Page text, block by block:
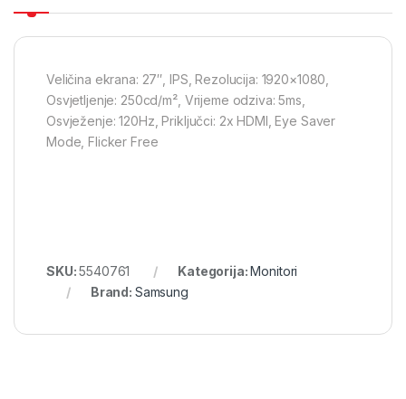
Veličina ekrana: 27″, IPS, Rezolucija: 1920×1080,
Osvjetljenje: 250cd/m², Vrijeme odziva: 5ms,
Osvježenje: 120Hz, Priključci: 2x HDMI, Eye Saver
Mode, Flicker Free
SKU:5540761 Kategorija:Monitori
Brand: Samsung